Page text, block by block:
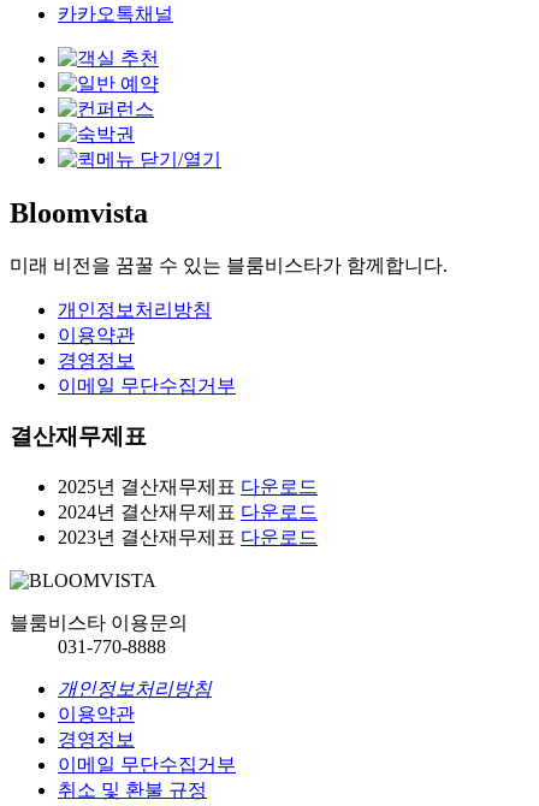
카카오톡채널
Bloomvista
미래 비전을 꿈꿀 수 있는 블룸비스타가 함께합니다.
개인정보처리방침
이용약관
경영정보
이메일 무단수집거부
결산재무제표
2025년 결산재무제표 다운로드
2024년 결산재무제표 다운로드
2023년 결산재무제표 다운로드
블룸비스타 이용문의
031-770-8888
개인정보처리방침
이용약관
경영정보
이메일 무단수집거부
취소 및 환불 규정